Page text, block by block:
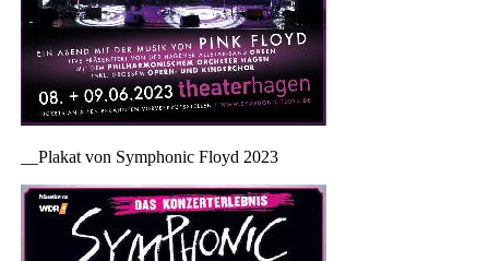
__Plakat von Symphonic Floyd 2023